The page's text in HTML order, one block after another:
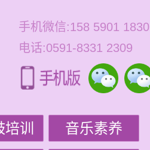
手机微信:158 5901 1830
电话:0591-8331 2309
训 音乐素养